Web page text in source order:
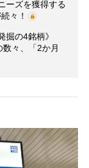
ーズを獲得する
々！
掘の4銘柄》
々、「2か月